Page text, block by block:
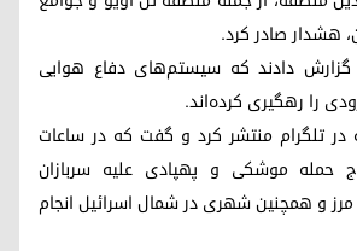
هشدار صادر کرد.
گزارش دادند که سیستم‌های دفاع هوایی
را رهگیری کرده‌اند.
در تلگرام منتشر کرد و گفت که در ساعات
حمله موشکی و پهپادی علیه سربازان
و همچنین شهری در شمال اسرائیل انجام